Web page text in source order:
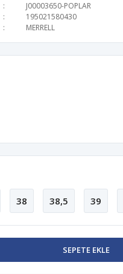
J00003650-POPLAR
195021580430
MERRELL
38 38,5 39
SEPETE EKLE